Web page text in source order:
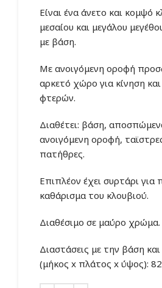
was:
230.00€.
τιμή
είναι:
Είναι ένα άνετο και κομψό
μεσαίου και μεγάλου
με βάση.
Με ανοιγόμενη οροφή
αρκετό χώρο για κίνηση
φτερών.
Διαθέτει: βάση,
ανοιγόμενη οροφή,
πατήθρες.
Επιπλέον έχει συρτάρι για
καθάρισμα του κλουβιού.
Διαθέσιμο σε μαύρο χρώμα.
Διαστάσεις με την βάση
(μήκος x πλάτος x ύψος):